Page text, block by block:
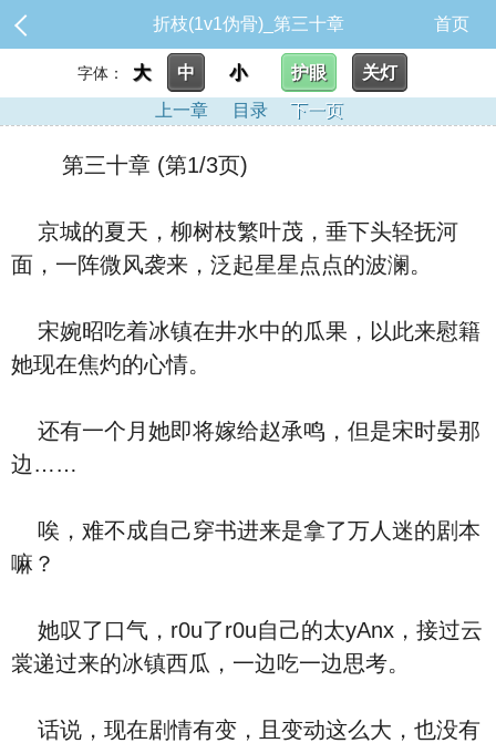
折枝(1v1伪骨)_第三十章 首页
字体： 大 中 小 护眼
关灯
上一章
目录 下一页
第三十章 (第1/3页)
京城的夏天，柳树枝繁叶茂，垂下头轻抚河
面，一阵微风袭来，泛起星星点点的波澜。
宋婉昭吃着冰镇在井水中的瓜果，以此来慰籍
她现在焦灼的心情。
还有一个月她即将嫁给赵承鸣，但是宋时晏那
边……
唉，难不成自己穿书进来是拿了万人迷的剧本
嘛？
她叹了口气，r0u了r0u自己的太yAnx，接过云
裳递过来的冰镇西瓜，一边吃一边思考。
话说，现在剧情有变，且变动这么大，也没有